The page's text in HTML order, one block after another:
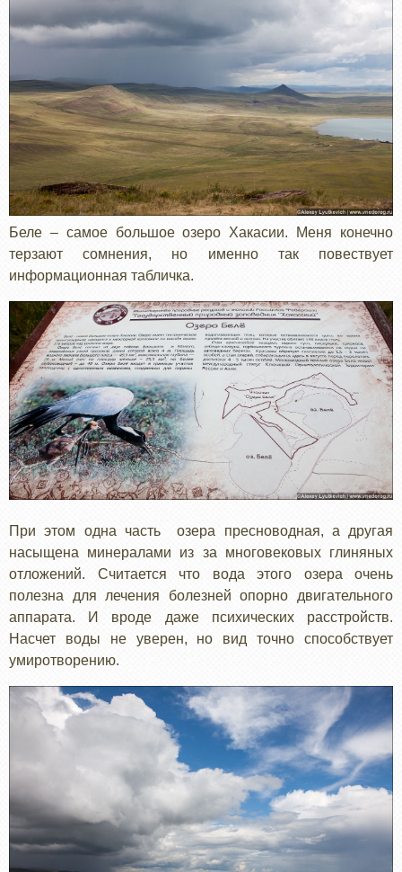
Беле – самое большое озеро Хакасии. Меня конечно
терзают сомнения, но именно так повествует
информационная табличка.
При этом одна часть озера пресноводная, а другая
насыщена минералами из за многовековых глиняных
отложений. Считается что вода этого озера очень
полезна для лечения болезней опорно двигательного
аппарата. И вроде даже психических расстройств.
Насчет воды не уверен, но вид точно способствует
умиротворению.